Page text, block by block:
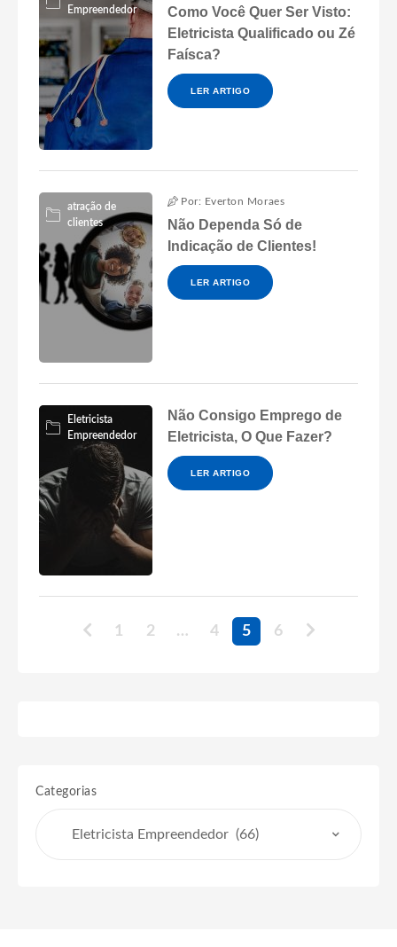
Empreendedor
Como Você Quer Ser Visto:
Eletricista Qualificado ou Zé
Faísca?
LER ARTIGO
atração de
clientes
Por: Everton Moraes
Não Dependa Só de
Indicação de Clientes!
LER ARTIGO
Eletricista
Empreendedor
Não Consigo Emprego de
Eletricista, O Que Fazer?
LER ARTIGO
1 2 … 4 5 6
Categorias